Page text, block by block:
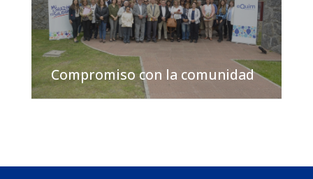
Compromiso con la comunidad